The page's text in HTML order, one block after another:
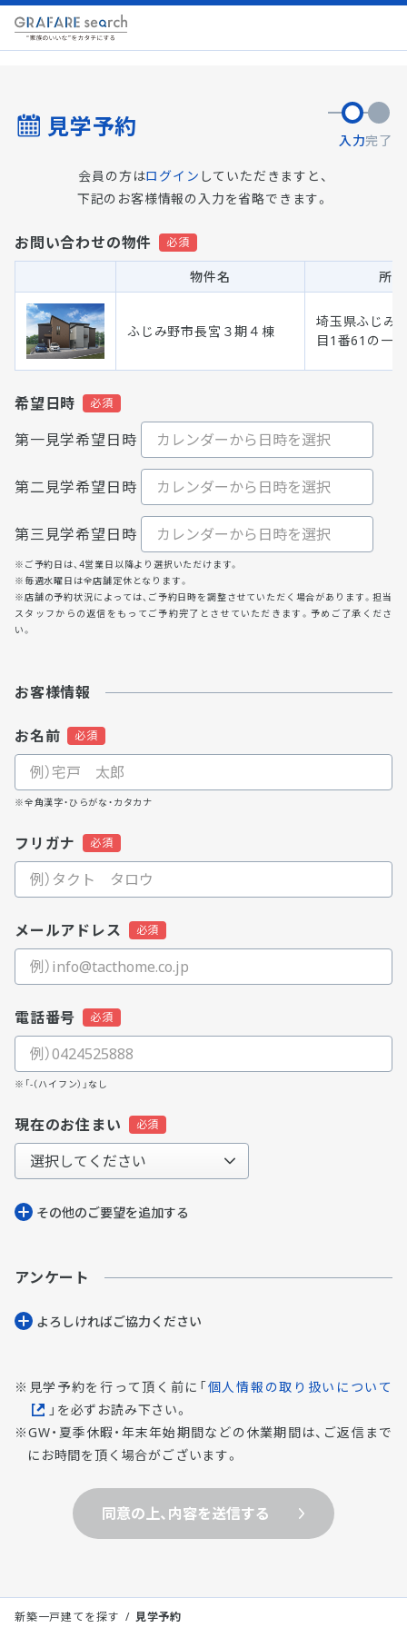
見学予約 入力完了
会員の方はログイン していただきますと、
下記のお客様情報の入力を省略できます。
お問い合わせの物件
物件名 所
ふじみ野市長宮３期４棟
埼玉県ふじみ
目1番61の一部
希望日時
第一見学希望日時
第二見学希望日時
第三見学希望日時
※ご予約日は、4営業日以降より選択いただけます。
※毎週水曜日は全店舗定休となります。
※店舗の予約状況によっては、ご予約日時を調整させていただく場合があります。担当
スタッフからの返信をもってご予約完了とさせていただきます。予めご了承くださ
い。
お客様情報
お名前
※全角漢字・ひらがな・カタカナ
フリガナ
メールアドレス
電話番号
※「-（ハイフン）」なし
現在のお住まい
その他のご要望を追加する
アンケート
よろしければご協⼒ください
見学予約を行って頂く前に「個人情報の取り扱いについて
」を必ずお読み下さい。
GW・夏季休暇・年末年始期間などの休業期間は、ご返信まで
にお時間を頂く場合がございます。
同意の上、内容を送信する
新築一戸建てを探す 見学予約